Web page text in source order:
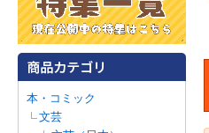
本・コミック
文芸